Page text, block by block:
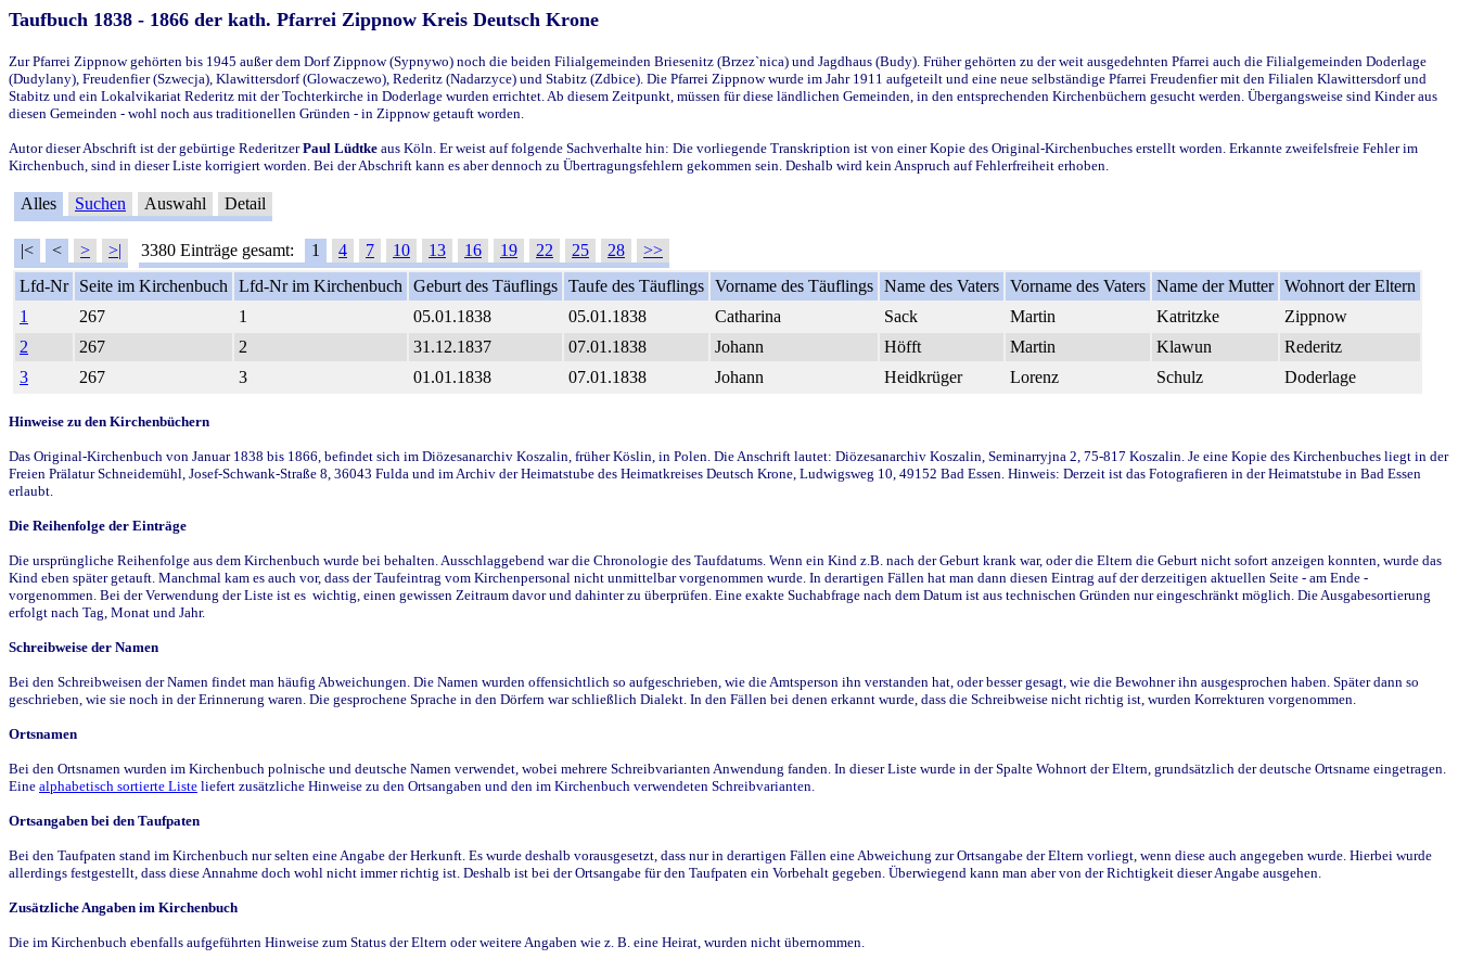
Taufbuch 1838 - 1866 der kath. Pfarrei Zippnow Kreis Deutsch Krone
Zur Pfarrei Zippnow gehörten bis 1945 außer dem Dorf Zippnow (Sypnywo) noch die beiden Filialgemeinden Briesenitz (Brzez`nica) und Jagdhaus (Budy). Früher gehörten zu der weit ausgedehnten Pfarrei auch die Filialgemeinden Doderlage
(Dudylany), Freudenfier (Szwecja), Klawittersdorf (Glowaczewo), Rederitz (Nadarzyce) und Stabitz (Zdbice). Die Pfarrei Zippnow wurde im Jahr 1911 aufgeteilt und eine neue selbständige Pfarrei Freudenfier mit den Filialen Klawittersdorf und
Stabitz und ein Lokalvikariat Rederitz mit der Tochterkirche in Doderlage wurden errichtet. Ab diesem Zeitpunkt, müssen für diese ländlichen Gemeinden, in den entsprechenden Kirchenbüchern gesucht werden. Übergangsweise sind Kinder aus
diesen Gemeinden - wohl noch aus traditionellen Gründen - in Zippnow getauft worden.
Autor dieser Abschrift ist der gebürtige RederitzerPaul Lüdtke aus Köln. Er weist auf folgende Sachverhalte hin: Die vorliegende Transkription ist von einer Kopie des Original-Kirchenbuches erstellt worden. Erkannte zweifelsfreie Fehler im
Kirchenbuch, sind in dieser Liste korrigiert worden. Bei der Abschrift kann es aber dennoch zu Übertragungsfehlern gekommen sein. Deshalb wird kein Anspruch auf Fehlerfreiheit erhoben.
Alles Suchen Auswahl Detail
|< < > >| 3380 Einträge gesamt: 1 4 7 10 13 16 19 22 25 28
>>
Lfd-Nr
Seite im Kirchenbuch Lfd-Nr im Kirchenbuch Geburt des Täuflings Taufe des Täuflings Vorname des Täuflings Name des Vaters Vorname des Vaters Name der Mutter Wohnort der Eltern
1
267 1 05.01.1838 05.01.1838 Catharina Sack Martin Katritzke
Zippnow
2
267 2 31.12.1837 07.01.1838 Johann Höfft Martin Klawun
Rederitz
3
267 3 01.01.1838 07.01.1838 Johann Heidkrüger Lorenz Schulz Doderlage
Hinweise zu den Kirchenbüchern
Das Original-Kirchenbuch von Januar 1838 bis 1866, befindet sich im Diözesanarchiv Koszalin, früher Köslin, in Polen. Die Anschrift lautet: Diözesanarchiv Koszalin, Seminarryjna 2, 75-817 Koszalin. Je eine Kopie des Kirchenbuches liegt in der
Freien Prälatur Schneidemühl, Josef-Schwank-Straße 8, 36043 Fulda und im Archiv der Heimatstube des Heimatkreises Deutsch Krone, Ludwigsweg 10, 49152 Bad Essen. Hinweis: Derzeit ist das Fotografieren in der Heimatstube in Bad Essen
erlaubt.
Die Reihenfolge der Einträge
Die ursprüngliche Reihenfolge aus dem Kirchenbuch wurde bei behalten. Ausschlaggebend war die Chronologie des Taufdatums. Wenn ein Kind z.B. nach der Geburt krank war, oder die Eltern die Geburt nicht sofort anzeigen konnten, wurde das
Kind eben später getauft. Manchmal kam es auch vor, dass der Taufeintrag vom Kirchenpersonal nicht unmittelbar vorgenommen wurde. In derartigen Fällen hat man dann diesen Eintrag auf der derzeitigen aktuellen Seite - am Ende -
vorgenommen. Bei der Verwendung der Liste ist es wichtig, einen gewissen Zeitraum davor und dahinter zu überprüfen. Eine exakte Suchabfrage nach dem Datum ist aus technischen Gründen nur eingeschränkt möglich. Die Ausgabesortierung
erfolgt nach Tag, Monat und Jahr.
Schreibweise der Namen
Bei den Schreibweisen der Namen findet man häufig Abweichungen. Die Namen wurden offensichtlich so aufgeschrieben, wie die Amtsperson ihn verstanden hat, oder besser gesagt, wie die Bewohner ihn ausgesprochen haben. Später dann so
geschrieben, wie sie noch in der Erinnerung waren. Die gesprochene Sprache in den Dörfern war schließlich Dialekt. In den Fällen bei denen erkannt wurde, dass die Schreibweise nicht richtig ist, wurden Korrekturen vorgenommen.
Ortsnamen
Bei den Ortsnamen wurden im Kirchenbuch polnische und deutsche Namen verwendet, wobei mehrere Schreibvarianten Anwendung fanden. In dieser Liste wurde in der Spalte Wohnort der Eltern, grundsätzlich der deutsche Ortsname eingetragen.
Eine alphabetisch sortierte Liste liefert zusätzliche Hinweise zu den Ortsangaben und den im Kirchenbuch verwendeten Schreibvarianten.
Ortsangaben bei den Taufpaten
Bei den Taufpaten stand im Kirchenbuch nur selten eine Angabe der Herkunft. Es wurde deshalb vorausgesetzt, dass nur in derartigen Fällen eine Abweichung zur Ortsangabe der Eltern vorliegt, wenn diese auch angegeben wurde. Hierbei wurde
allerdings festgestellt, dass diese Annahme doch wohl nicht immer richtig ist. Deshalb ist bei der Ortsangabe für den Taufpaten ein Vorbehalt gegeben. Überwiegend kann man aber von der Richtigkeit dieser Angabe ausgehen.
Zusätzliche Angaben im Kirchenbuch
Die im Kirchenbuch ebenfalls aufgeführten Hinweise zum Status der Eltern oder weitere Angaben wie z. B. eine Heirat, wurden nicht übernommen.